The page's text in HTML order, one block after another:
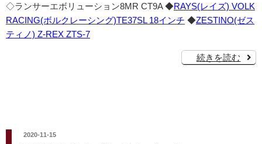
◇ランサーエボリューション8MR CT9A ◆RAYS(レイズ) VOLK
RACING(ボルクレーシング)TE37SL 18インチ ◆ZESTINO(ゼス
ティノ) Z-REX ZTS-7
続きを読む
投
2020-11-15